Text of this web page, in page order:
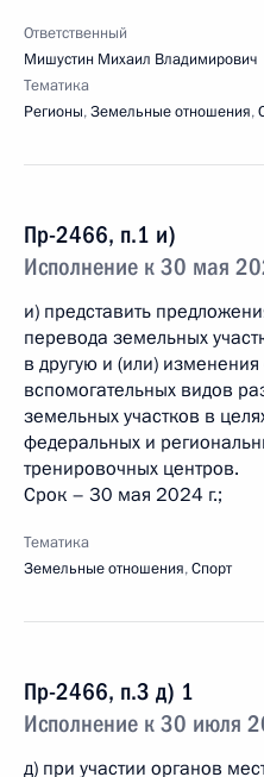
Ответственный
Мишустин Михаил Владимирович
Тематика
Регионы,Земельные отношения,
Пр-2466, п.1 и)
Исполнение к 30 мая
и) представить
перевода земельных
в другую и (или)
вспомогательных видов
земельных участков в
федеральных и
тренировочных центров.
Срок – 30 мая 2024 г.;
Тематика
Земельные отношения,Спорт
Пр-2466, п.3 д) 1
Исполнение к 30 июля
д) при участии органов